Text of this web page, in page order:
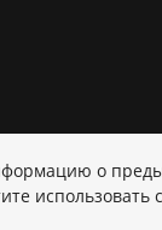
2026 Kerama Marazzi
о